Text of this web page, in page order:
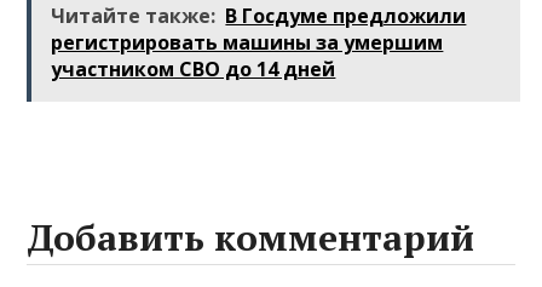
направления
Читайте также: В Госдуме предложили
регистрировать машины за умершим
участником СВО до 14 дней
Добавить комментарий